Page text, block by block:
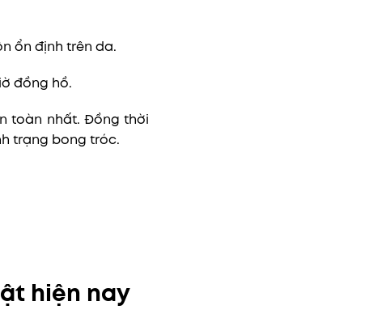
ổn định trên da.
đồng hồ.
toàn nhất. Đồng thời
trạng bong tróc.
hiện nay